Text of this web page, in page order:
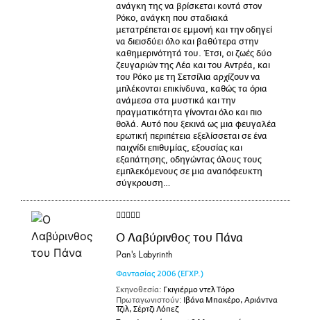
ανάγκη της να βρίσκεται κοντά στον
Ρόκο, ανάγκη που σταδιακά
μετατρέπεται σε εμμονή και την οδηγεί
να διεισδύει όλο και βαθύτερα στην
καθημερινότητά του. Έτσι, οι ζωές δύο
ζευγαριών της Λέα και του Αντρέα, και
του Ρόκο με τη Σετσίλια αρχίζουν να
μπλέκονται επικίνδυνα, καθώς τα όρια
ανάμεσα στα μυστικά και την
πραγματικότητα γίνονται όλο και πιο
θολά. Αυτό που ξεκινά ως μια φευγαλέα
ερωτική περιπέτεια εξελίσσεται σε ένα
παιχνίδι επιθυμίας, εξουσίας και
εξαπάτησης, οδηγώντας όλους τους
εμπλεκόμενους σε μια αναπόφευκτη
σύγκρουση…
Ο Λαβύρινθος του Πάνα
Pan's Labyrinth
Φαντασίας 2006 (ΕΓΧΡ.)
Σκηνοθεσία: Γκιγιέρμο ντελ Τόρο
Πρωταγωνιστούν: Ιβάνα Μπακέρο, Αριάντνα
Τζιλ, Σέρτζι Λόπεζ